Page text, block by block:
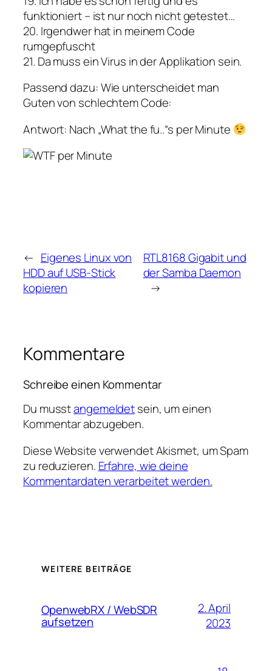
funktioniert – ist nur noch nicht getestet…
20. Irgendwer hat in meinem Code
rumgepfuscht
21. Da muss ein Virus in der Applikation sein.
Passend dazu: Wie unterscheidet man
Guten von schlechtem Code:
Antwort: Nach „What the fu..“s per Minute
← Eigenes Linux von
HDD auf USB-Stick
kopieren
RTL8168 Gigabit und
der Samba Daemon
→
Kommentare
Schreibe einen Kommentar
Du musstangemeldetsein, um einen
Kommentar abzugeben.
Diese Website verwendet Akismet, um Spam
zu reduzieren. Erfahre, wie deine
Kommentardaten verarbeitet werden.
WEITERE BEITRÄGE
OpenwebRX / WebSDR
aufsetzen
2. April
2023